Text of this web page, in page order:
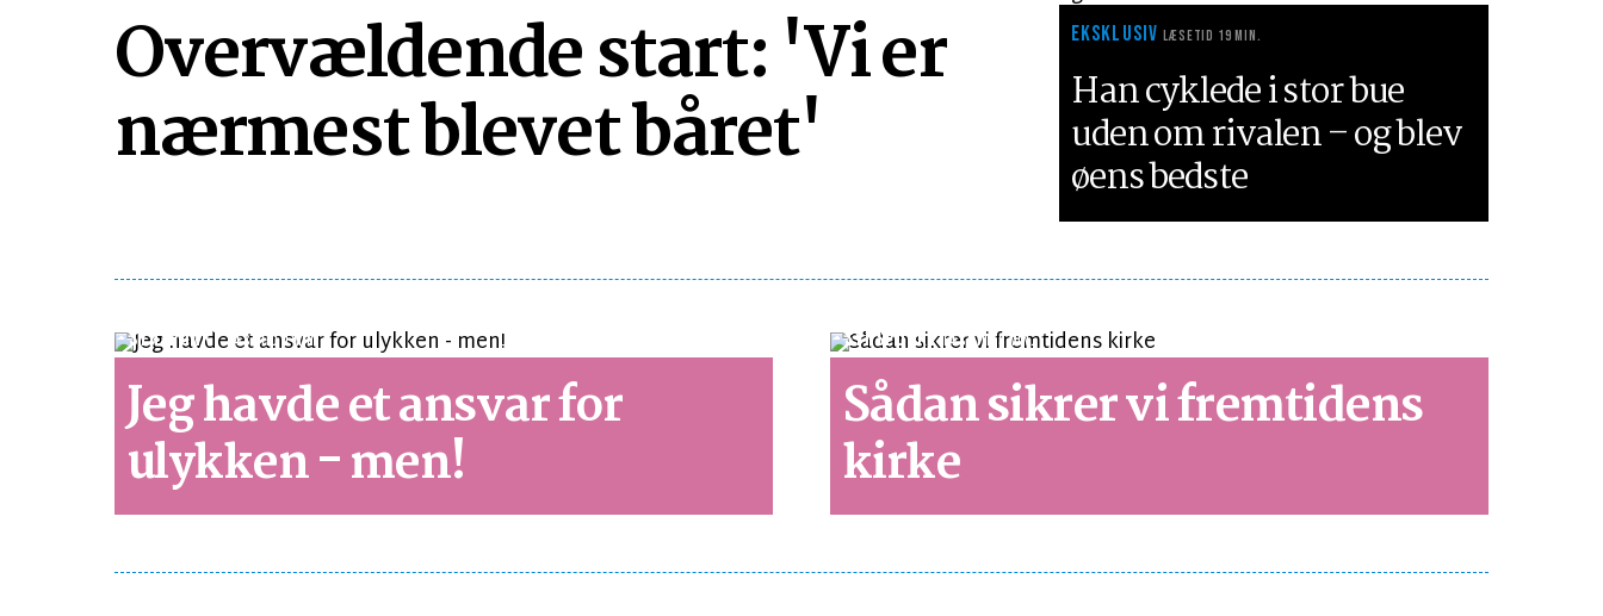
Overvældende start: 'Vi er
nærmest blevet båret'
EKSKLUSIVLÆSETID 19 MIN.
Han cyklede i stor bue
uden om rivalen – og blev
øens bedste
SYNSPUNKT LÆSETID 1 MIN.
Jeg havde et ansvar for
ulykken - men!
SYNSPUNKTLÆSETID 3 MIN.
Sådan sikrer vi fremtidens
kirke